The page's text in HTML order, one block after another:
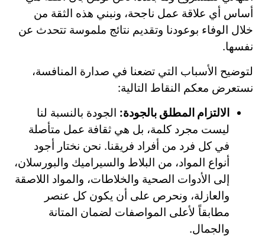
أساس أي علاقة عمل ناجحة، ونبني هذه الثقة من
خلال الوفاء بوعودنا وتقديم نتائج ملموسة تتحدث عن
نفسها.
لتوضيح الأسباب التي تضعنا في صدارة المنافسة،
نستعرض معكم النقاط التالية:
الالتزام المطلق بالجودة: الجودة بالنسبة لنا
ليست مجرد كلمة، بل هي ثقافة عمل متأصلة
في كل فرد من أفراد فريقنا. نحن نختار أجود
أنواع المواد، من البلاط والسيراميك والبورسلان،
إلى الأدوات الصحية والخلاطات، والمواد اللاصقة
والعازلة، ونحرص على أن يكون كل عنصر
مطابقاً لأعلى المواصفات لضمان المتانة
والجمال.